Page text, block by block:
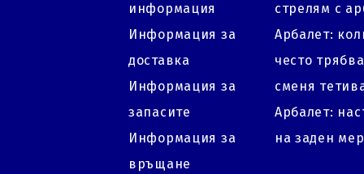
информация
Информация за
доставка
Информация за
запасите
Информация за
връщане
стрелям с
Арбалет:
често
сменя
Арбалет:
на заден